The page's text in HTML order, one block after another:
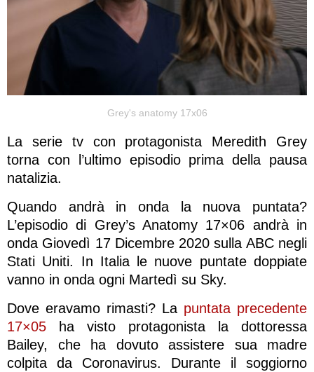
Grey's anatomy 17x06
La serie tv con protagonista Meredith Grey
torna con l’ultimo episodio prima della pausa
natalizia.
Quando andrà in onda la nuova puntata?
L’episodio di Grey’s Anatomy 17×06 andrà in
onda Giovedì 17 Dicembre 2020 sulla ABC negli
Stati Uniti. In Italia le nuove puntate doppiate
vanno in onda ogni Martedì su Sky.
Dove eravamo rimasti? La puntata precedente
17×05 ha visto protagonista la dottoressa
Bailey, che ha dovuto assistere sua madre
colpita da Coronavirus. Durante il soggiorno